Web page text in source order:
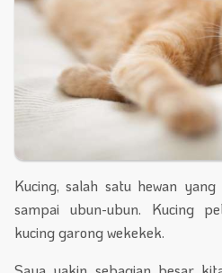
Kucing, salah satu hewan
sampai ubun-ubun. Kucing
kucing garong wekekek.